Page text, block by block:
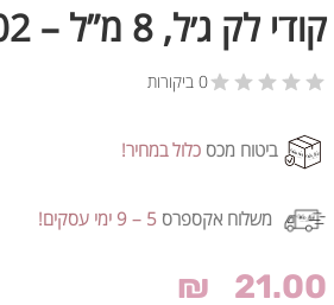
קודי לק ג׳ל, 8 מ”ל – AP02
0 ביקורות
ביטוח מכס כלול במחיר!
משלוח אקספרס 5 – 9 ימי עסקים!
₪ 21.00